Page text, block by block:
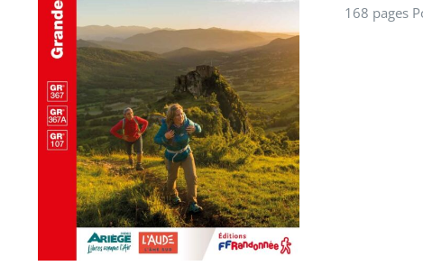
ACHETER LE PRODUIT DÉTAILS
168 pages